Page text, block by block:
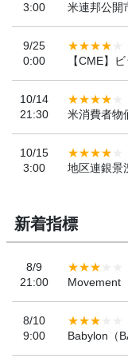
3:00
米連邦公開
9/25
0:00
【CME】
10/14
21:30
米消費者物
10/15
3:00
地区連銀景
新着指標
8/9
21:00
Movement
8/10
9:00
Babylon（